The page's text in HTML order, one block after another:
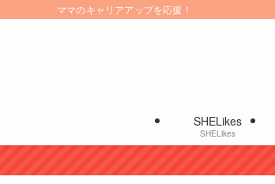
ママのキャリアアップを応援！
SHELikes
SHELikes